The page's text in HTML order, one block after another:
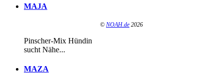
MAJA
© NOAH.de 2026
Pinscher-Mix Hündin
sucht Nähe...
MAZA